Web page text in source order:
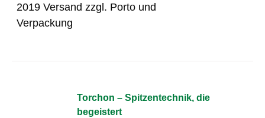
2019 Versand zzgl. Porto und
Verpackung
Torchon – Spitzentechnik, die
begeistert